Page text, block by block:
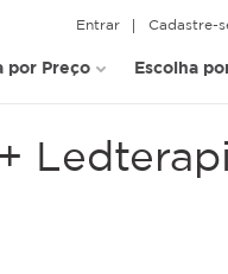
Entrar Cadastre-
por Preço Escolha